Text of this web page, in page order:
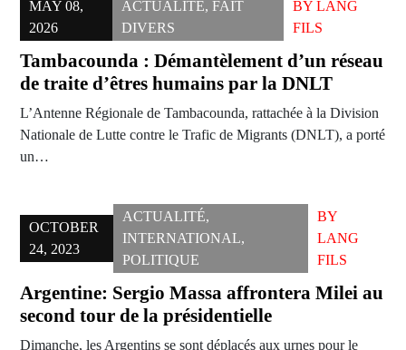
MAY 08,
2026
ACTUALITÉ, FAIT
DIVERS
BY LANG
FILS
Tambacounda : Démantèlement d’un réseau
de traite d’êtres humains par la DNLT
L’Antenne Régionale de Tambacounda, rattachée à la Division
Nationale de Lutte contre le Trafic de Migrants (DNLT), a porté
un…
OCTOBER
24, 2023
ACTUALITÉ,
INTERNATIONAL,
POLITIQUE
BY
LANG
FILS
Argentine: Sergio Massa affrontera Milei au
second tour de la présidentielle
Dimanche, les Argentins se sont déplacés aux urnes pour le